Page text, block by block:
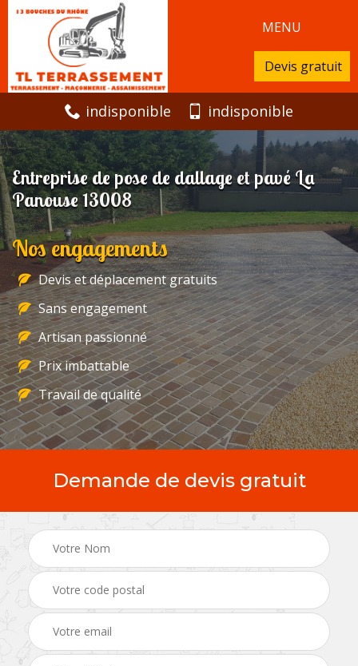
MENU
Devis gratuit
indisponible indisponible
Entreprise de pose de dallage et pavé La
Panouse 13008
Nos engagements
Devis et déplacement gratuits
Sans engagement
Artisan passionné
Prix imbattable
Travail de qualité
Demande de devis gratuit